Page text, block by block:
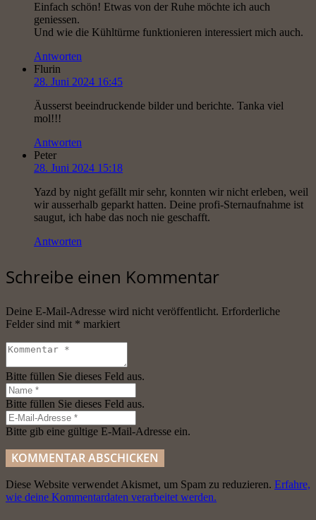
Einfach schön! Etwas von der Ruhe möchte ich auch
geniessen.
Und wie die Kühltürme funktionieren interessiert mich auch.
Antworten
Flurin
28. Juni 2024 16:45
Äusserst beeindruckende bilder und berichte. Tanka viel
mol!!!
Antworten
Peter
28. Juni 2024 15:18
Yazd by night gefällt mir sehr, konnten wir nicht erleben, weil
wir ausserhalb geparkt hatten. Deine profi-Sternaufnahme ist
saugut, ich habe das noch nie geschafft.
Antworten
Schreibe einen Kommentar
Deine E-Mail-Adresse wird nicht veröffentlicht. Erforderliche
Felder sind mit * markiert
Bitte füllen Sie dieses Feld aus.
Bitte füllen Sie dieses Feld aus.
Bitte gib eine gültige E-Mail-Adresse ein.
KOMMENTAR ABSCHICKEN
Diese Website verwendet Akismet, um Spam zu reduzieren. Erfahre,
wie deine Kommentardaten verarbeitet werden.